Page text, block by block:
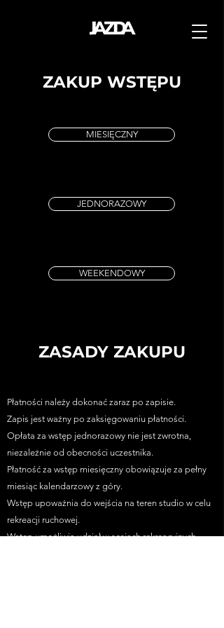
ZAKUP WSTĘPU
MIESIĘCZNY
JEDNORAZOWY
WEEKENDOWY
ZASADY ZAKUPU
Płatności należy dokonać zaraz po zapisie.
Zapis jest ważny po zaksięgowaniu płatności.
Opłata za wstęp jednorazowy nie jest zwrotna,
niezależnie od obecności uczestnika.
Płatność za wstęp miesięczny obowiązuje za pełny
miesiąc kalendarzowy z góry.
Wstęp upoważnia do wejścia na teren studio w celu
rekreacji ruchowej.
Wstęp umożliwia udział w sesjach rekreacyjnych.